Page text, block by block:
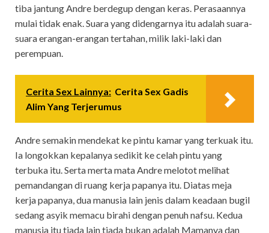
tiba jantung Andre berdegup dengan keras. Perasaannya
mulai tidak enak. Suara yang didengarnya itu adalah suara-
suara erangan-erangan tertahan, milik laki-laki dan
perempuan.
Cerita Sex Lainnya: Cerita Sex Gadis
Alim Yang Terjerumus
Andre semakin mendekat ke pintu kamar yang terkuak itu.
Ia longokkan kepalanya sedikit ke celah pintu yang
terbuka itu. Serta merta mata Andre melotot melihat
pemandangan di ruang kerja papanya itu. Diatas meja
kerja papanya, dua manusia lain jenis dalam keadaan bugil
sedang asyik memacu birahi dengan penuh nafsu. Kedua
manusia itu tiada lain tiada bukan adalah Mamanya dan